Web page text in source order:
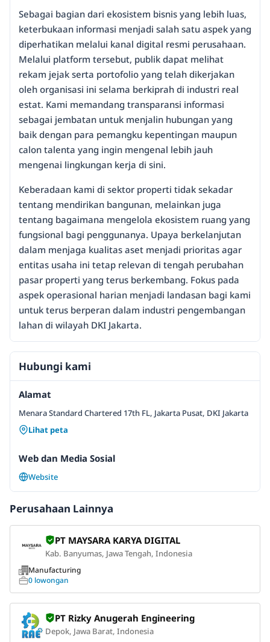
Sebagai bagian dari ekosistem bisnis yang lebih luas,
keterbukaan informasi menjadi salah satu aspek yang
diperhatikan melalui kanal digital resmi perusahaan.
Melalui platform tersebut, publik dapat melihat
rekam jejak serta portofolio yang telah dikerjakan
oleh organisasi ini selama berkiprah di industri real
estat. Kami memandang transparansi informasi
sebagai jembatan untuk menjalin hubungan yang
baik dengan para pemangku kepentingan maupun
calon talenta yang ingin mengenal lebih jauh
mengenai lingkungan kerja di sini.
Keberadaan kami di sektor properti tidak sekadar
tentang mendirikan bangunan, melainkan juga
tentang bagaimana mengelola ekosistem ruang yang
fungsional bagi penggunanya. Upaya berkelanjutan
dalam menjaga kualitas aset menjadi prioritas agar
entitas usaha ini tetap relevan di tengah perubahan
pasar properti yang terus berkembang. Fokus pada
aspek operasional harian menjadi landasan bagi kami
untuk terus berperan dalam industri pengembangan
lahan di wilayah DKI Jakarta.
Hubungi kami
Alamat
Menara Standard Chartered 17th FL, Jakarta Pusat, DKI Jakarta
Lihat peta
Web dan Media Sosial
Website
Perusahaan Lainnya
PT MAYSARA KARYA DIGITAL
Kab. Banyumas, Jawa Tengah, Indonesia
Manufacturing
0 lowongan
PT Rizky Anugerah Engineering
Depok, Jawa Barat, Indonesia